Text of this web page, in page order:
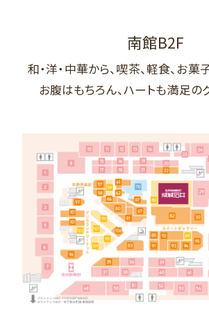
南館B2F
和・洋・中華から、喫茶、軽食、お菓
お腹はもちろん、ハートも満足の
までお越しくだ
までお越しくだ
までお越しくだ
までお越しくだ
までお越しくだ
までお越しくだ
までお越しください。